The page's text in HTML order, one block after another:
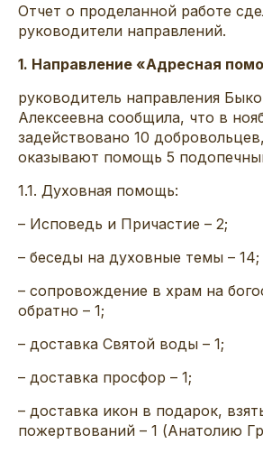
Отчет о проделанной работе
руководители направлений.
1. Направление «Адресная
руководитель направления
Алексеевна сообщила, что в
задействовано 10
оказывают помощь 5
1.1. Духовная помощь:
– Исповедь и Причастие – 2;
– беседы на духовные темы – 14;
– сопровождение в храм на
обратно – 1;
– доставка Святой воды – 1;
– доставка просфор – 1;
– доставка икон в подарок,
пожертвований – 1 (Анатолию